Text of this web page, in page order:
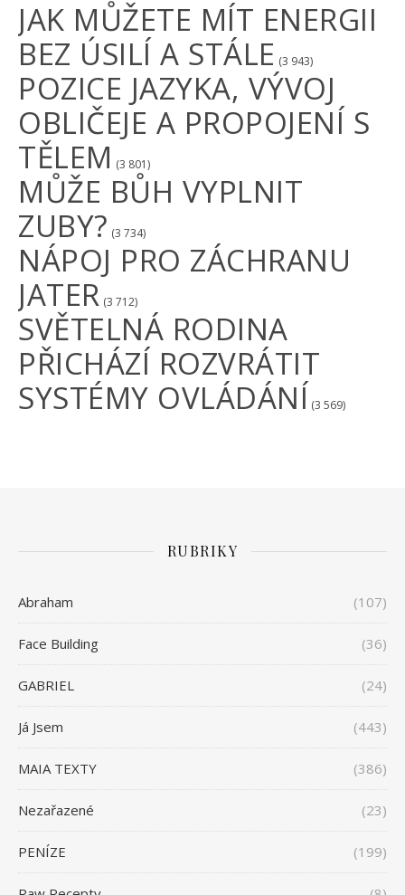
JAK MŮŽETE MÍT ENERGII
BEZ ÚSILÍ A STÁLE (3 943)
POZICE JAZYKA, VÝVOJ
OBLIČEJE A PROPOJENÍ S
TĚLEM (3 801)
MŮŽE BŮH VYPLNIT
ZUBY? (3 734)
NÁPOJ PRO ZÁCHRANU
JATER (3 712)
SVĚTELNÁ RODINA
PŘICHÁZÍ ROZVRÁTIT
SYSTÉMY OVLÁDÁNÍ (3 569)
RUBRIKY
Abraham (107)
Face Building (36)
GABRIEL (24)
Já Jsem (443)
MAIA TEXTY (386)
Nezařazené (23)
PENÍZE (199)